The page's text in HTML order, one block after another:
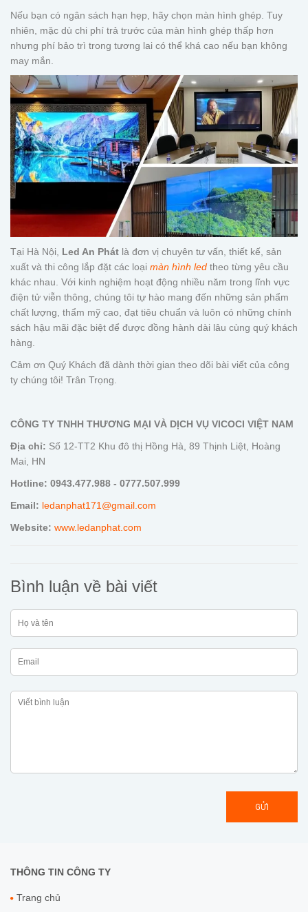
Nếu bạn có ngân sách hạn hẹp, hãy chọn màn hình ghép. Tuy
nhiên, mặc dù chi phí trả trước của màn hình ghép thấp hơn
nhưng phí bảo trì trong tương lai có thể khá cao nếu bạn không
may mắn.
Tại Hà Nội, Led An Phát là đơn vị chuyên tư vấn, thiết kế, sản
xuất và thi công lắp đặt các loại màn hình led theo từng yêu cầu
khác nhau. Với kinh nghiệm hoạt động nhiều năm trong lĩnh vực
điện tử viễn thông, chúng tôi tự hào mang đến những sản phẩm
chất lượng, thẩm mỹ cao, đạt tiêu chuẩn và luôn có những chính
sách hậu mãi đặc biệt để được đồng hành dài lâu cùng quý khách
hàng.
Cảm ơn Quý Khách đã dành thời gian theo dõi bài viết của công
ty chúng tôi! Trân Trọng.
CÔNG TY TNHH THƯƠNG MẠI VÀ DỊCH VỤ VICOCI VIỆT NAM
Địa chỉ: Số 12-TT2 Khu đô thị Hồng Hà, 89 Thịnh Liệt, Hoàng
Mai, HN
Hotline: 0943.477.988 - 0777.507.999
Email: ledanphat171@gmail.com
Website: www.ledanphat.com
Bình luận về bài viết
GỬI
THÔNG TIN CÔNG TY
Trang chủ